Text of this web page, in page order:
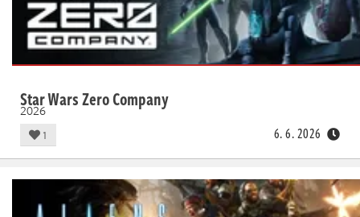
Star Wars Zero Company
2026
1 6. 6. 2026